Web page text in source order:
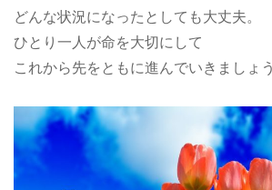
どんな状況になったとしても大丈夫。
ひとり一人が命を大切にして
これから先をともに進んでいきましょう